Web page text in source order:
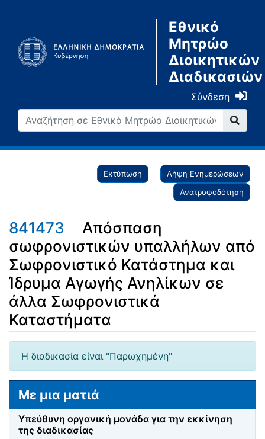
Εθνικό
Μητρώο
Διοικητικών
Διαδικασιών
Σύνδεση
Εκτύπωση
Λήψη Ενημερώσεων
Ανατροφοδότηση
841473
Απόσπαση
σωφρονιστικών υπαλλήλων από
Σωφρονιστικό Κατάστημα και
Ίδρυμα Αγωγής Ανηλίκων σε
άλλα Σωφρονιστικά
Καταστήματα
Η διαδικασία είναι "Παρωχημένη"
Με μια ματιά
Υπεύθυνη οργανική μονάδα για την εκκίνηση
της διαδικασίας